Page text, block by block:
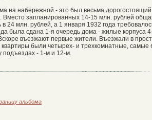
на набережной - это был весьма
Вместо запланированных 14-15 млн. рублей
в 24 млн. рублей, а 1 января 1932 года
была сдана 1-я очередь дома - жилые корпуса
въезжают первые жители. Въезжали в
квартиры были четырех- и трехкомнатные,
подъездах - 1-м и 12-м.
альбома